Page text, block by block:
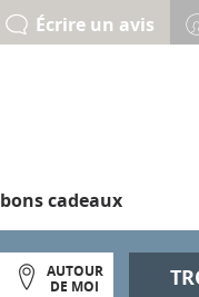
Écrire un avis
bons cadeaux
AUTOUR
DE MOI